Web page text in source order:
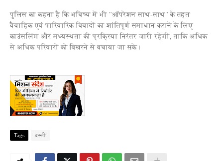
पुलिस का कहना है कि भविष्य में भी "ऑपरेशन साथ-साथ" के तहत
वैवाहिक एवं पारिवारिक विवादों का शांतिपूर्ण समाधान कराने के लिए
काउंसलिंग और मध्यस्थता की प्रक्रिया निरंतर जारी रहेगी, ताकि अधिक
से अधिक परिवारों को बिखरने से बचाया जा सके।
Tags बस्ती